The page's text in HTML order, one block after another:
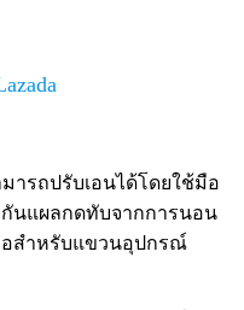
ารถปรับเอนได้โดยใช้มือ
กันแผลกดทับจากการนอน
อสำหรับแขวนอุปกรณ์